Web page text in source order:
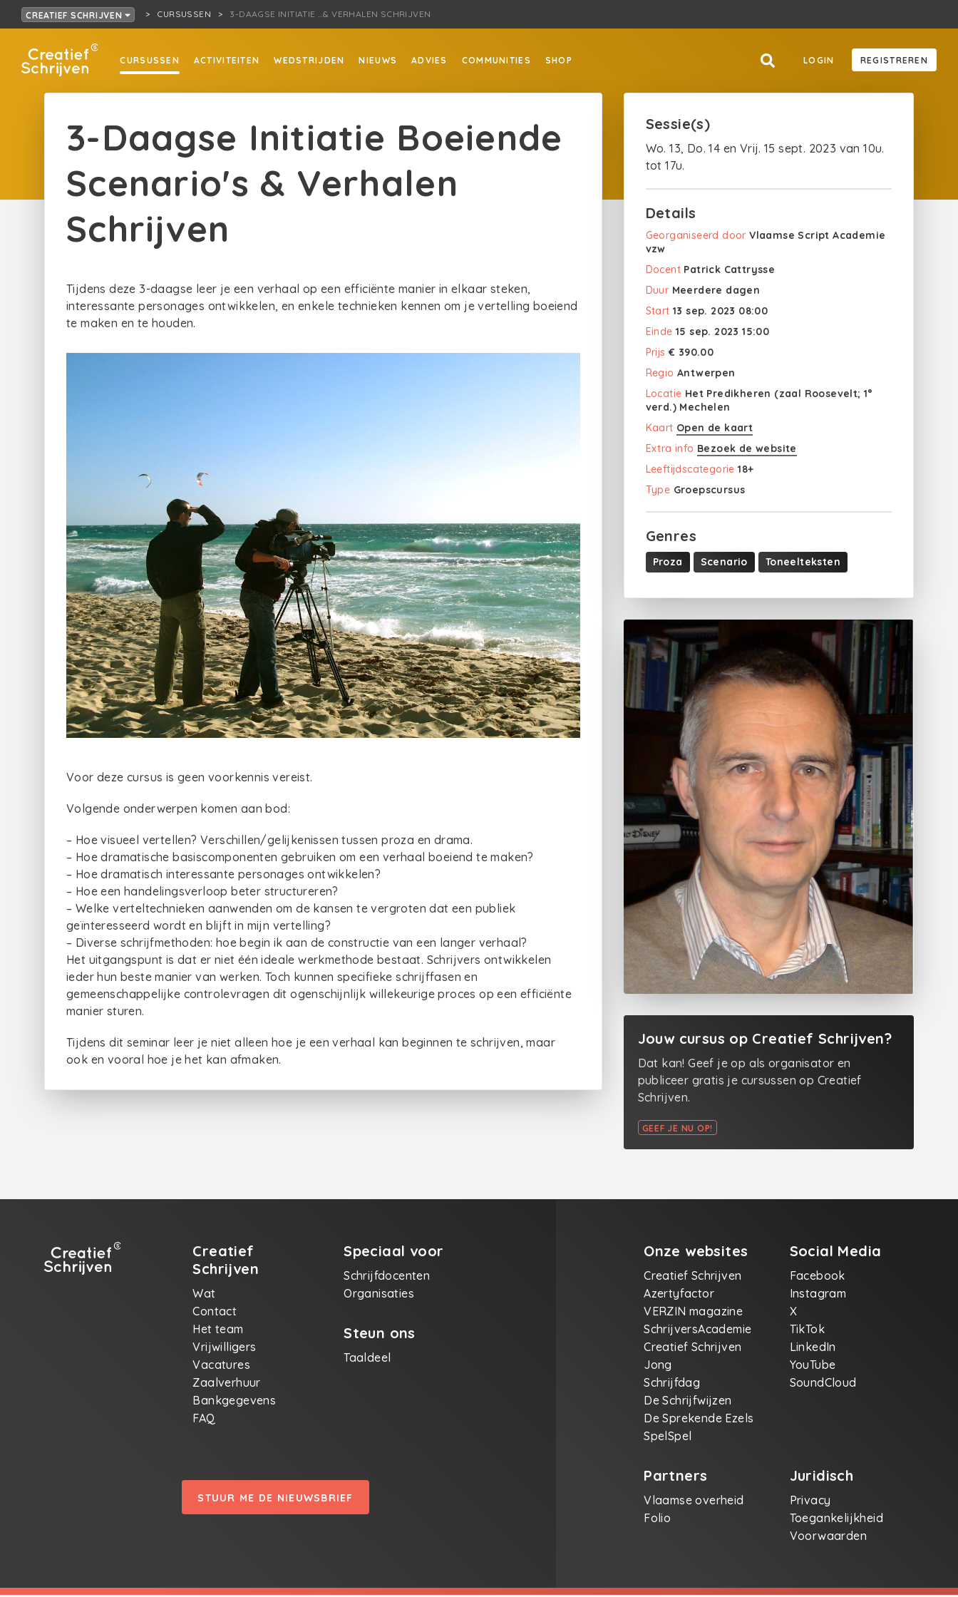
CREATIEF SCHRIJVEN CURSUSSEN 3-DAAGSE INITIATIE …& VERHALEN SCHRIJVEN
CURSUSSEN ACTIVITEITEN WEDSTRIJDEN NIEUWS ADVIES COMMUNITIES SHOP LOGIN REGISTREREN
3-Daagse Initiatie Boeiende
Scenario's & Verhalen
Schrijven
Tijdens deze 3-daagse leer je een verhaal op een efficiënte manier in elkaar steken,
interessante personages ontwikkelen, en enkele technieken kennen om je vertelling boeiend
te maken en te houden.
Voor deze cursus is geen voorkennis vereist.
Volgende onderwerpen komen aan bod:
– Hoe visueel vertellen? Verschillen/gelijkenissen tussen proza en drama.
– Hoe dramatische basiscomponenten gebruiken om een verhaal boeiend te maken?
– Hoe dramatisch interessante personages ontwikkelen?
– Hoe een handelingsverloop beter structureren?
– Welke verteltechnieken aanwenden om de kansen te vergroten dat een publiek
geïnteresseerd wordt en blijft in mijn vertelling?
– Diverse schrijfmethoden: hoe begin ik aan de constructie van een langer verhaal?
Het uitgangspunt is dat er niet één ideale werkmethode bestaat. Schrijvers ontwikkelen
ieder hun beste manier van werken. Toch kunnen specifieke schrijffasen en
gemeenschappelijke controlevragen dit ogenschijnlijk willekeurige proces op een efficiënte
manier sturen.
Tijdens dit seminar leer je niet alleen hoe je een verhaal kan beginnen te schrijven, maar
ook en vooral hoe je het kan afmaken.
Sessie(s)
Wo. 13, Do. 14 en Vrij. 15 sept. 2023 van 10u.
tot 17u.
Details
Georganiseerd door Vlaamse Script Academie
vzw
Docent Patrick Cattrysse
Duur Meerdere dagen
Start 13 sep. 2023 08:00
Einde 15 sep. 2023 15:00
Prijs € 390.00
Regio Antwerpen
Locatie Het Predikheren (zaal Roosevelt; 1°
verd.) Mechelen
Kaart Open de kaart
Extra info Bezoek de website
Leeftijdscategorie 18+
Type Groepscursus
Genres
Proza Scenario Toneelteksten
Jouw cursus op Creatief Schrijven?
Dat kan! Geef je op als organisator en
publiceer gratis je cursussen op Creatief
Schrijven.
GEEF JE NU OP!
Creatief
Schrijven
Wat
Contact
Het team
Vrijwilligers
Vacatures
Zaalverhuur
Bankgegevens
FAQ
Speciaal voor
Schrijfdocenten
Organisaties
Steun ons
Taaldeel
STUUR ME DE NIEUWSBRIEF
Onze websites
Creatief Schrijven
Azertyfactor
VERZIN magazine
SchrijversAcademie
Creatief Schrijven
Jong
Schrijfdag
De Schrijfwijzen
De Sprekende Ezels
SpelSpel
Social Media
Facebook
Instagram
X
TikTok
LinkedIn
YouTube
SoundCloud
Partners
Vlaamse overheid
Folio
Juridisch
Privacy
Toegankelijkheid
Voorwaarden